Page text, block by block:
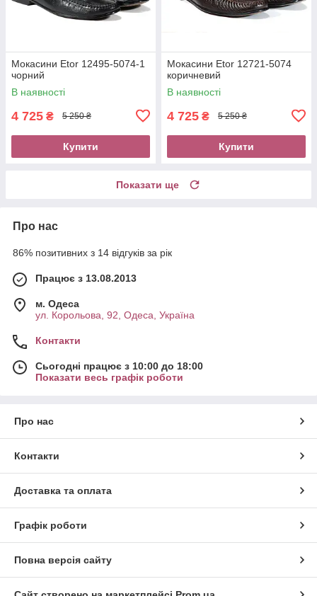
Мокасини Etor 12495-5074-1
чорний
В наявності
4 725 ₴ 5 250 ₴
Купити
Мокасини Etor 12721-5074
коричневий
В наявності
4 725 ₴ 5 250 ₴
Купити
Показати ще
Про нас
86% позитивних з 14 відгуків за рік
Працює з 13.08.2013
м. Одеса
ул. Корольова, 92, Одеса, Україна
Контакти
Сьогодні працює з 10:00 до 18:00
Показати весь графік роботи
Про нас
Контакти
Доставка та оплата
Графік роботи
Повна версія сайту